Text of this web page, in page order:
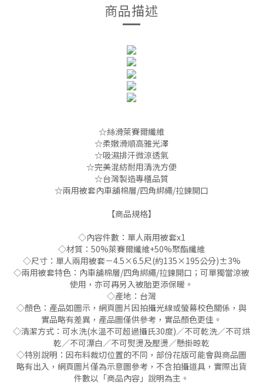
商品描述
☆絲滑萊賽爾纖維
☆柔嫩滑順高雅光澤
☆吸濕排汗微涼透氣
☆完美混紡耐用清洗方便
☆台灣製造專櫃品質
☆兩用被套內車舖棉層/四角綁繩/拉鍊開口
【商品規格】
◇內容件數：單人兩用被套x1
◇材質：50%萊賽爾纖維+50%聚酯纖維
◇尺寸：單人兩用被套－4.5×6.5尺(約135×195公分)±3%
◇兩用被套特色：內車舖棉層/四角綁繩/拉鍊開口；可單獨當涼被
使用，亦可再另入被胎更添保暖。
◇產地：台灣
◇顏色：產品如圖示，網頁圖片因拍攝光線或螢幕校色關係，與
實品略有差異，產品圖僅供參考，實品顏色更佳。
◇清潔方式：可水洗(水溫不可超過攝氏30度)／不可乾洗／不可烘
乾／不可漂白／不可熨燙及壓燙／懸掛晾乾
◇特別說明：因布料裁切位置的不同，部份花版可能會與商品圖
略有出入，網頁圖片僅為示意圖參考，不含拍攝道具，實際出貨
件數以「商品內容」說明為主。